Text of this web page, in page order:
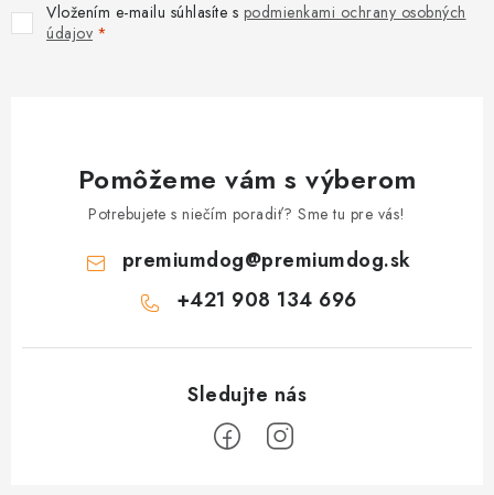
Vložením e-mailu súhlasíte s podmienkami ochrany osobných
údajov
Pomôžeme vám s výberom
Potrebujete s niečím poradiť? Sme tu pre vás!
premiumdog@premiumdog.sk
+421 908 134 696